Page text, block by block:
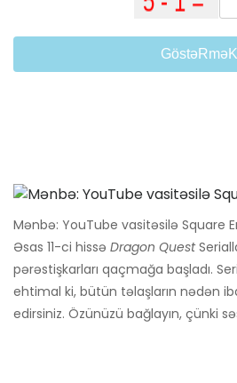
GöstəRməK
Mənbə: YouTube vasitəsilə Square
Əsas 11-ci hissə Dragon Quest
pərəstişkarları qaçmağa başladı.
ehtimal ki, bütün təlaşların nədən
edirsiniz. Özünüzü bağlayın, çünki